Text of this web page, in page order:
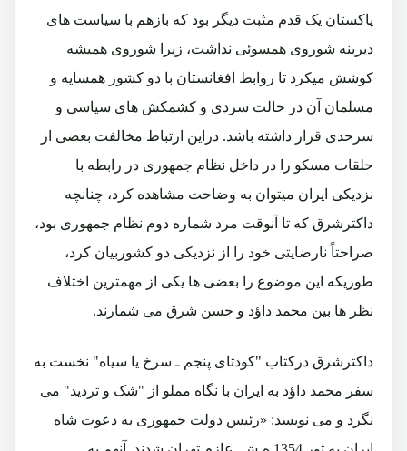
پاکستان یک قدم مثبت دیگر بود که بازهم با سیاست های
دیرینه شوروی همسوئی نداشت، زیرا شوروی همیشه
کوشش میکرد تا روابط افغانستان با دو کشور همسایه و
مسلمان آن در حالت سردی و کشمکش های سیاسی و
سرحدی قرار داشته باشد. دراین ارتباط مخالفت بعضی از
حلقات مسکو را در داخل نظام جمهوری در رابطه با
نزدیکی ایران میتوان به وضاحت مشاهده کرد، چنانچه
داکترشرق که تا آنوقت مرد شماره دوم نظام جمهوری بود،
صراحتاً نارضایتی خود را از نزدیکی دو کشوربیان کرد،
طوریکه این موضوع را بعضی ها یکی از مهمترین اختلاف
نظر ها بین محمد داؤد و حسن شرق می شمارند.
داکترشرق درکتاب "کودتای پنجم ـ سرخ یا سیاه" نخست به
سفر محمد داؤد به ایران با نگاه مملو از "شک و تردید" می
نگرد و می نویسد: «رئیس دولت جمهوری به دعوت شاه